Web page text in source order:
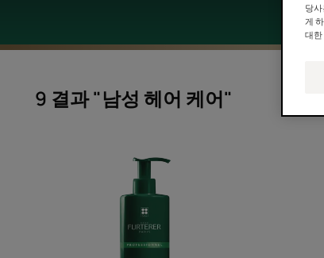
9 결과 "남성 헤어 케어"
포
티
샤
트
리
트
당
게
대